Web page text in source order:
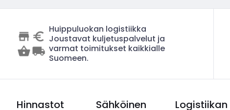
Huippuluokan logistiikka
Joustavat kuljetuspalvelut ja
varmat toimitukset kaikkialle
Suomeen.
Hinnastot
Sähköinen
Logistiikan